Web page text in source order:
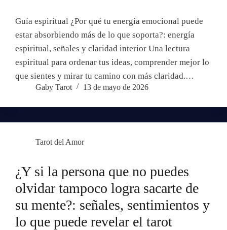
Guía espiritual ¿Por qué tu energía emocional puede
estar absorbiendo más de lo que soporta?: energía
espiritual, señales y claridad interior Una lectura
espiritual para ordenar tus ideas, comprender mejor lo
que sientes y mirar tu camino con más claridad.…
Gaby Tarot 13 de mayo de 2026
Tarot del Amor
¿Y si la persona que no puedes
olvidar tampoco logra sacarte de
su mente?: señales, sentimientos y
lo que puede revelar el tarot